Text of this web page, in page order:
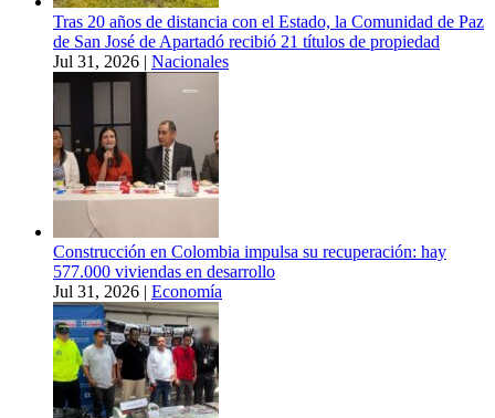
Tras 20 años de distancia con el Estado, la Comunidad de Paz
de San José de Apartadó recibió 21 títulos de propiedad
Jul 31, 2026 | Nacionales
Construcción en Colombia impulsa su recuperación: hay
577.000 viviendas en desarrollo
Jul 31, 2026 | Economía